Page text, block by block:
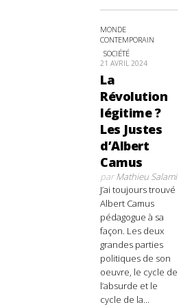
MONDE
CONTEMPORAIN
SOCIÉTÉ
21 AVRIL 2024
La
Révolution
légitime ?
Les Justes
d’Albert
Camus
parMathieu Salami
J’ai toujours trouvé
Albert Camus
pédagogue à sa
façon. Les deux
grandes parties
politiques de son
oeuvre, le cycle de
l’absurde et le
cycle de la...